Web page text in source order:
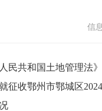
信
共和国土地管理法》
征收鄂州市鄂城区